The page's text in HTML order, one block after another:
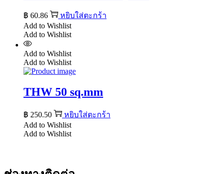
฿ 60.86
หยิบใส่ตะกร้า
Add to Wishlist
Add to Wishlist
Add to Wishlist
Add to Wishlist
THW 50 sq.mm
฿ 250.50
หยิบใส่ตะกร้า
Add to Wishlist
Add to Wishlist